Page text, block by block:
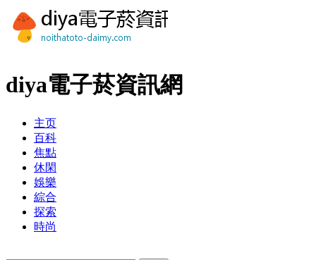
diya電子菸資訊網
主页
百科
焦點
休閑
娛樂
綜合
探索
時尚